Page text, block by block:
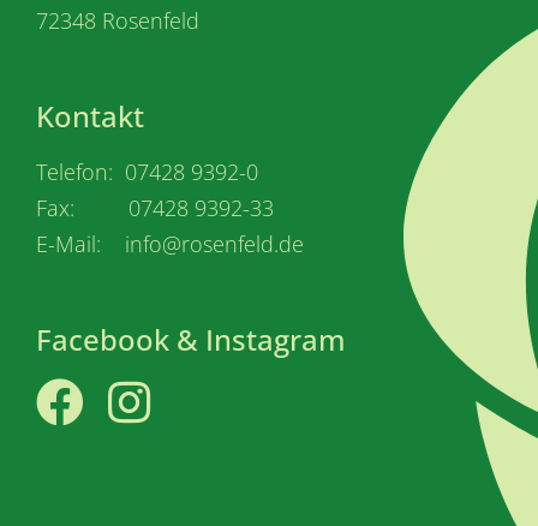
72348 Rosenfeld
Kontakt
Telefon: 07428 9392-0
Fax: 07428 9392-33
E-Mail: info@rosenfeld.de
Facebook & Instagram